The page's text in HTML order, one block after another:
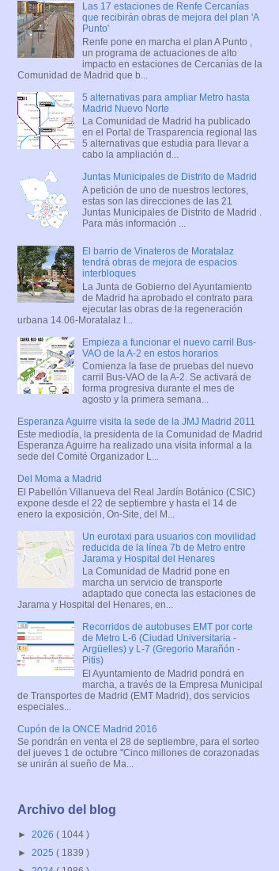
Las 17 estaciones de Renfe Cercanías
que recibirán obras de mejora del plan 'A
Punto'
Renfe pone en marcha el plan A Punto ,
un programa de actuaciones de alto
impacto en estaciones de Cercanías de la
Comunidad de Madrid que b...
5 alternativas para ampliar Metro hasta
Madrid Nuevo Norte
La Comunidad de Madrid ha publicado
en el Portal de Trasparencia regional las
5 alternativas que estudia para llevar a
cabo la ampliación d...
Juntas Municipales de Distrito de Madrid
A petición de uno de nuestros lectores,
estas son las direcciones de las 21
Juntas Municipales de Distrito de Madrid .
Para más información ...
El barrio de Vinateros de Moratalaz
tendrá obras de mejora de espacios
interbloques
La Junta de Gobierno del Ayuntamiento
de Madrid ha aprobado el contrato para
ejecutar las obras de la regeneración
urbana 14.06-Moratalaz I...
Empieza a funcionar el nuevo carril Bus-
VAO de la A-2 en estos horarios
Comienza la fase de pruebas del nuevo
carril Bus-VAO de la A-2. Se activará de
forma progresiva durante el mes de
agosto y la primera semana...
Esperanza Aguirre visita la sede de la JMJ Madrid 2011
Este mediodía, la presidenta de la Comunidad de Madrid
Esperanza Aguirre ha realizado una visita informal a la
sede del Comité Organizador L...
Del Moma a Madrid
El Pabellón Villanueva del Real Jardín Botánico (CSIC)
expone desde el 22 de septiembre y hasta el 14 de
enero la exposición, On-Site, del M...
Un eurotaxi para usuarios con movilidad
reducida de la línea 7b de Metro entre
Jarama y Hospital del Henares
La Comunidad de Madrid pone en
marcha un servicio de transporte
adaptado que conecta las estaciones de
Jarama y Hospital del Henares, en...
Recorridos de autobuses EMT por corte
de Metro L-6 (Ciudad Universitaria -
Argüelles) y L-7 (Gregorio Marañón -
Pitis)
El Ayuntamiento de Madrid pondrá en
marcha, a través de la Empresa Municipal
de Transportes de Madrid (EMT Madrid), dos servicios
especiales...
Cupón de la ONCE Madrid 2016
Se pondrán en venta el 28 de septiembre, para el sorteo
del jueves 1 de octubre "Cinco millones de corazonadas
se unirán al sueño de Ma...
Archivo del blog
► 2026 ( 1044 )
► 2025 ( 1839 )